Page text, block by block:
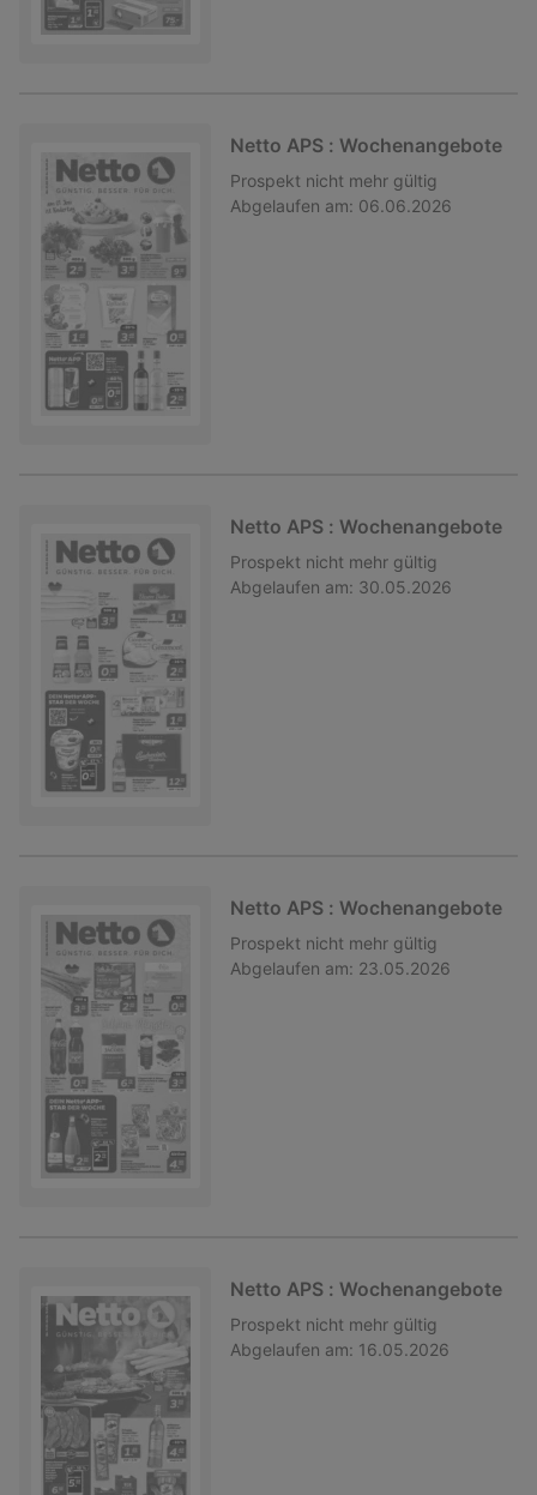
Netto APS : Wochenangebote
Prospekt nicht mehr gültig
Abgelaufen am: 06.06.2026
Netto APS : Wochenangebote
Prospekt nicht mehr gültig
Abgelaufen am: 30.05.2026
Netto APS : Wochenangebote
Prospekt nicht mehr gültig
Abgelaufen am: 23.05.2026
Netto APS : Wochenangebote
Prospekt nicht mehr gültig
Abgelaufen am: 16.05.2026